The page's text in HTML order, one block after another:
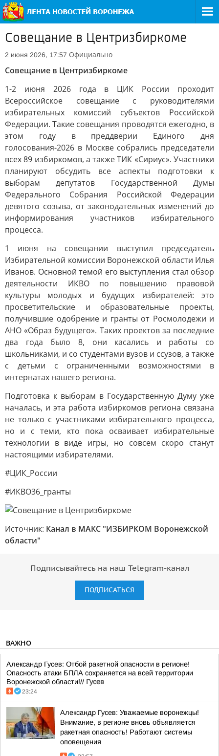
Совещание в Центризбиркоме
2 июня 2026, 17:57 Официально
Совещание в Центризбиркоме
1-2 июня 2026 года в ЦИК России проходит
Всероссийское совещание с руководителями
избирательных комиссий субъектов Российской
Федерации. Такие совещания проводятся ежегодно, в
этом году в преддверии Единого дня
голосования-2026 в Москве собрались председатели
всех 89 избиркомов, а также ТИК «Сириус». Участники
планируют обсудить все аспекты подготовки к
выборам депутатов Государственной Думы
Федерального Собрания Российской Федерации
девятого созыва, от законодательных изменений до
информирования участников избирательного
процесса.
1 июня на совещании выступил председатель
Избирательной комиссии Воронежской области Илья
Иванов. Основной темой его выступления стал обзор
деятельности ИКВО по повышению правовой
культуры молодых и будущих избирателей: это
просветительские и образовательные проекты,
получившие одобрение и гранты от Росмолодежи и
АНО «Образ будущего». Таких проектов за последние
два года было 8, они касались и работы со
школьниками, и со студентами вузов и ссузов, а также
с детьми с ограниченными возможностями в
интернатах нашего региона.
Подготовка к выборам в Государственную Думу уже
началась, и эта работа избиркомов региона связана
не только с участниками избирательного процесса,
но и с теми, кто пока осваивает избирательные
технологии в виде игры, но совсем скоро станут
настоящими избирателями.
#ЦИК_России
#ИКВО36_гранты
Источник: Канал в МАКС "ИЗБИРКОМ Воронежской
области"
Подписывайтесь на наш Telegram-канал
ПОДПИСАТЬСЯ
ВАЖНО
Александр Гусев: Отбой ракетной опасности в регионе!
Опасность атаки БПЛА сохраняется на всей территории
Воронежской области!// Гусев
23:24
Александр Гусев: Уважаемые воронежцы!
Внимание, в регионе вновь объявляется
ракетная опасность! Работают системы
оповещения